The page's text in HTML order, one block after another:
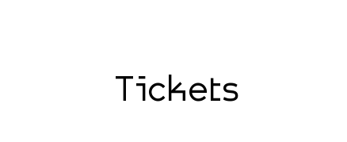
Tickets